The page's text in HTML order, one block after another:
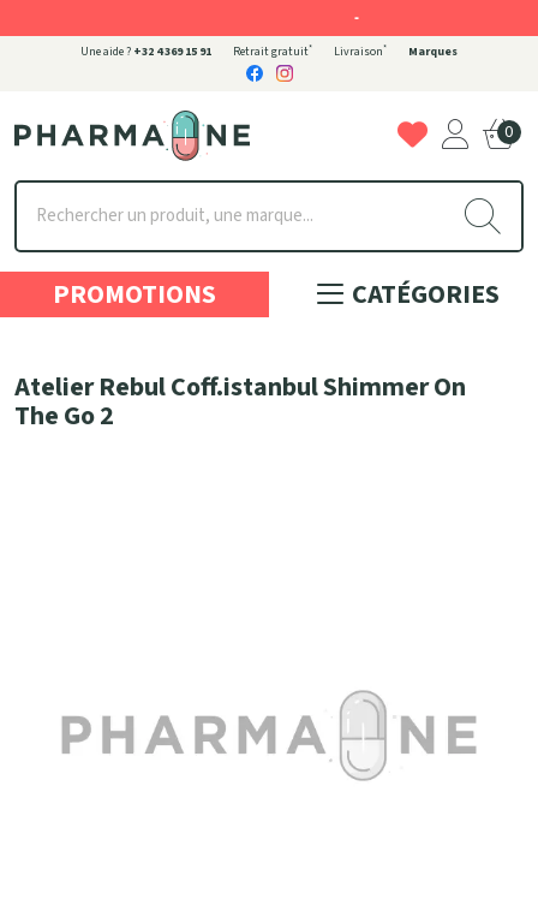
Une aide ? +32 4 369 15 91 Retrait gratuit* Livraison* Marques
Pharmaone Votre pharmacie en ligne à votre service
0
PROMOTIONS CATÉGORIES
Atelier Rebul Coff.istanbul Shimmer On
The Go 2